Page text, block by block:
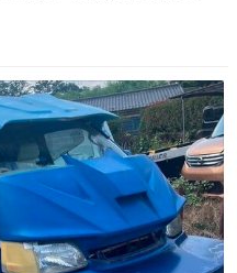
敵な代物を提供してくれ